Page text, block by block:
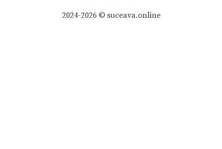
2024-2026 © suceava.online